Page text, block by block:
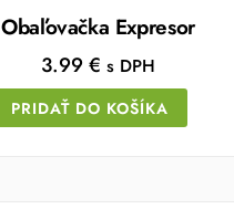
Obaľovačka Expresor
3.99€ s DPH
PRIDAŤ DO KOŠÍKA